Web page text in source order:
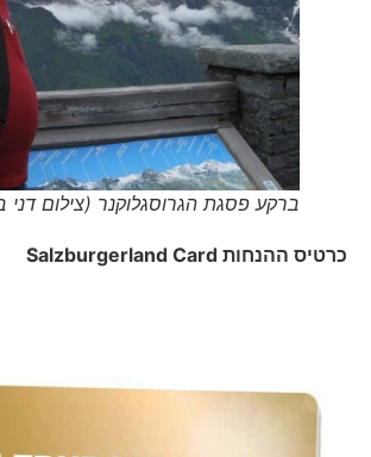
ברקע פסגת הגרוסגלוקנר (צילום דני בר)
כרטיס ההנחותSalzburgerland Card